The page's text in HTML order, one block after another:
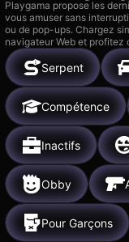
Playgama propose les
vous amuser sans
ou de pop-ups. Chargez
navigateur Web et profitez
Serpent
Compétence
Inactifs
Obby
Pour Garçons